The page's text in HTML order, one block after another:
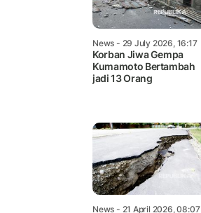
News - 29 July 2026, 16:17
Korban Jiwa Gempa
Kumamoto Bertambah
jadi 13 Orang
News - 21 April 2026, 08:07